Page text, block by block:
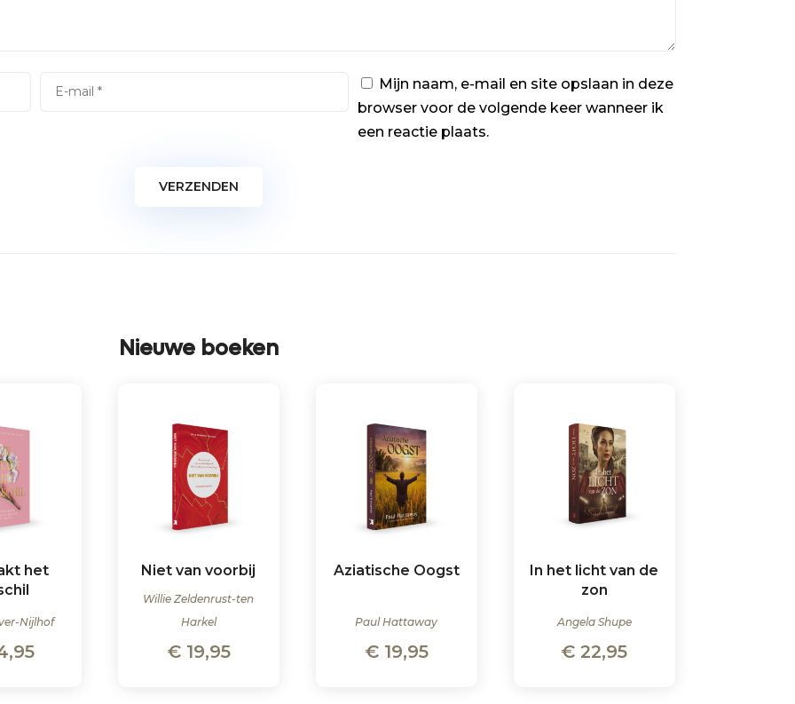
Mijn naam, e-mail en site opslaan in deze
browser voor de volgende keer wanneer ik
een reactie plaats.
Nieuwe boeken
het
Nijlhof
Niet van voorbij
Willie Zeldenrust-ten
Harkel
€19,95
Aziatische Oogst
Paul Hattaway
€19,95
In het licht van de
zon
Angela Shupe
€ 22,95